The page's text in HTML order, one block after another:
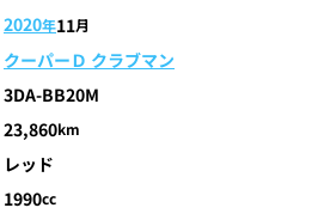
2020年11月
クーパーＤ クラブマン
3DA-BB20M
23,860km
レッド
1990cc